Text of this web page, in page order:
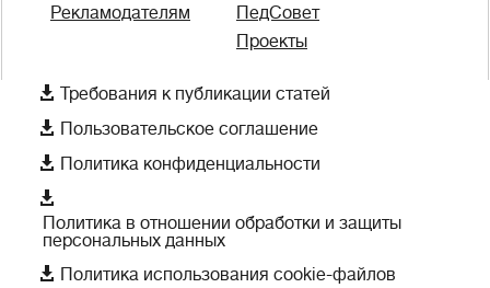
Рекламодателям
ПедСовет
Проекты
 Требования к публикации статей
 Пользовательское соглашение
 Политика конфиденциальности

Политика в отношении обработки и защиты
персональных данных
 Политика использования cookie-файлов